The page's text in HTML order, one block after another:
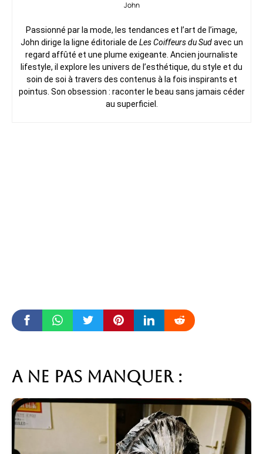
John
Passionné par la mode, les tendances et l’art de l’image,
John dirige la ligne éditoriale de Les Coiffeurs du Sudavec un
regard affûté et une plume exigeante. Ancien journaliste
lifestyle, il explore les univers de l’esthétique, du style et du
soin de soi à travers des contenus à la fois inspirants et
pointus. Son obsession : raconter le beau sans jamais céder
au superficiel.
A ne pas manquer :